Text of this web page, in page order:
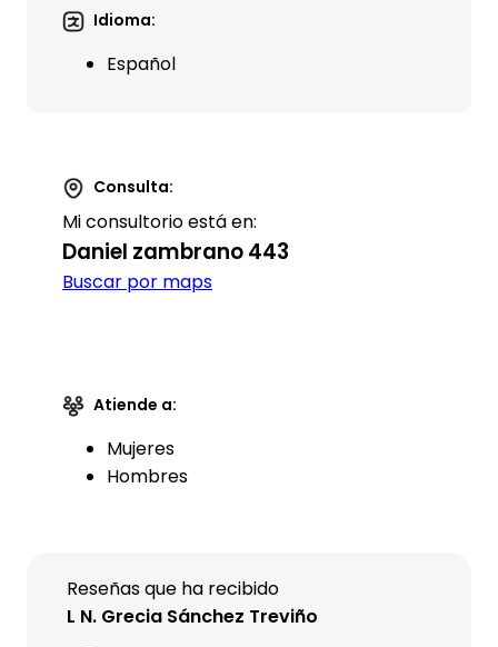
Idioma:
Español
Consulta:
Mi consultorio está en:
Daniel zambrano 443
Buscar por maps
Atiende a:
Mujeres
Hombres
Reseñas que ha recibido
L N. Grecia Sánchez Treviño